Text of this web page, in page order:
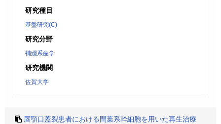
研究種目
基盤研究(C)
研究分野
補綴系歯学
研究機関
佐賀大学
唇顎口蓋裂患者における間葉系幹細胞を用いた再生治療